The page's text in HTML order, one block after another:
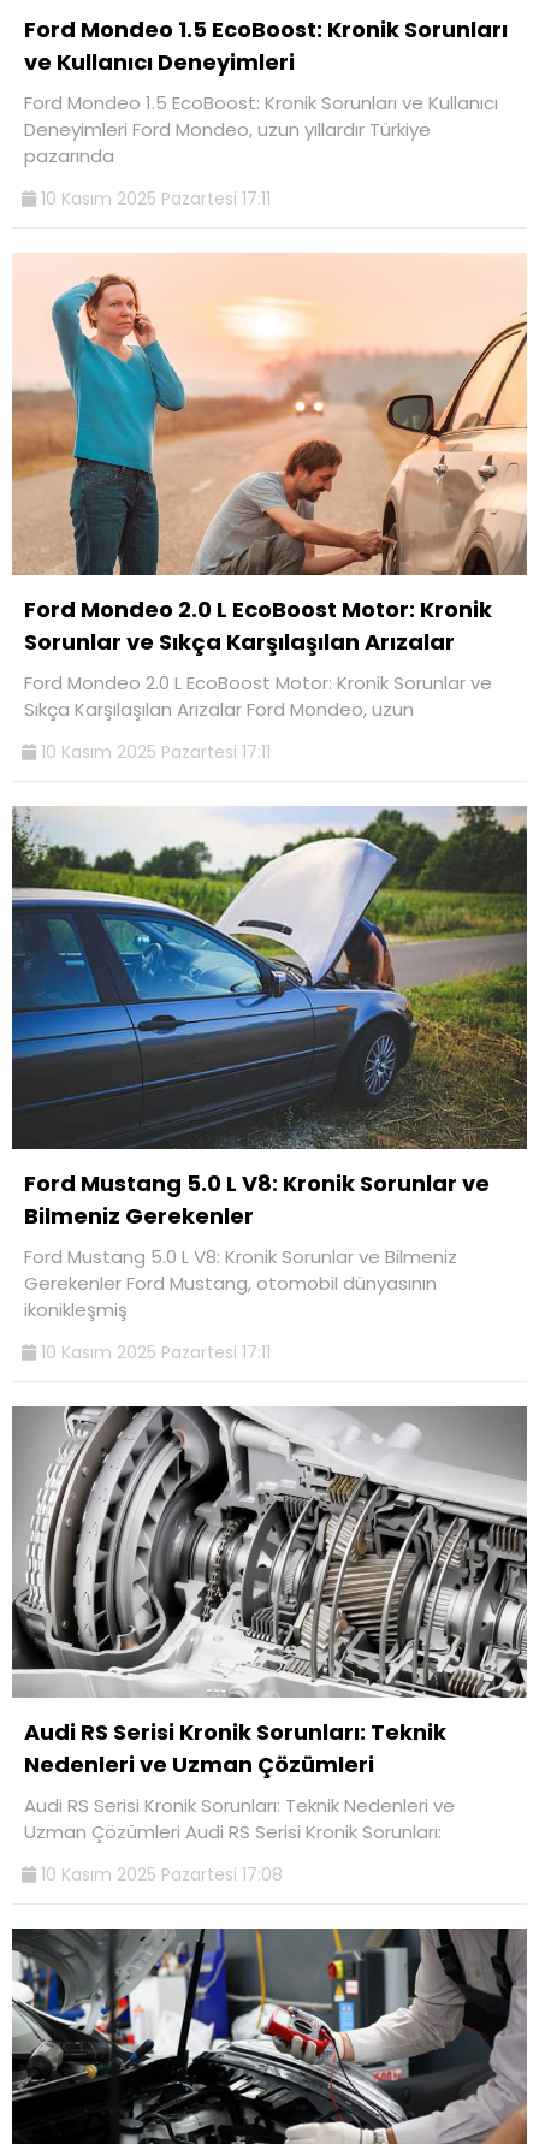
Ford Mondeo 1.5 EcoBoost: Kronik Sorunları
ve Kullanıcı Deneyimleri
Ford Mondeo 1.5 EcoBoost: Kronik Sorunları ve Kullanıcı
Deneyimleri Ford Mondeo, uzun yıllardır Türkiye
pazarında
10 Kasım 2025 Pazartesi 17:11
Ford Mondeo 2.0 L EcoBoost Motor: Kronik
Sorunlar ve Sıkça Karşılaşılan Arızalar
Ford Mondeo 2.0 L EcoBoost Motor: Kronik Sorunlar ve
Sıkça Karşılaşılan Arızalar Ford Mondeo, uzun
10 Kasım 2025 Pazartesi 17:11
Ford Mustang 5.0 L V8: Kronik Sorunlar ve
Bilmeniz Gerekenler
Ford Mustang 5.0 L V8: Kronik Sorunlar ve Bilmeniz
Gerekenler Ford Mustang, otomobil dünyasının
ikonikleşmiş
10 Kasım 2025 Pazartesi 17:11
Audi RS Serisi Kronik Sorunları: Teknik
Nedenleri ve Uzman Çözümleri
Audi RS Serisi Kronik Sorunları: Teknik Nedenleri ve
Uzman Çözümleri Audi RS Serisi Kronik Sorunları:
10 Kasım 2025 Pazartesi 17:08